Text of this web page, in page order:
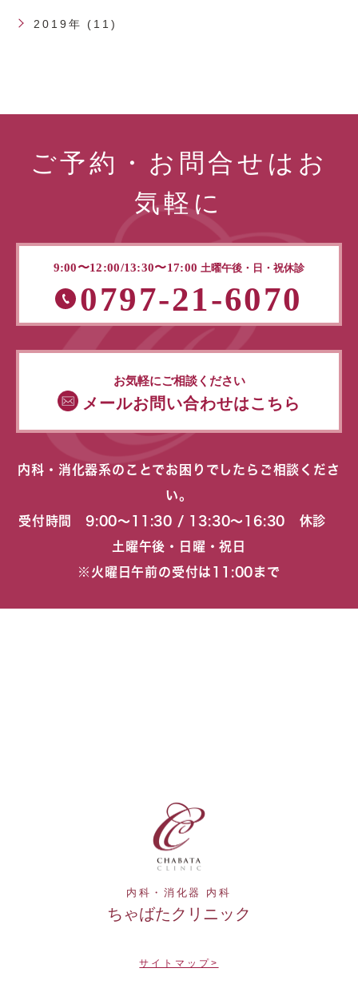
2019年 (11)
ご予約・お問合せはお
気軽に
9:00〜12:00/13:30〜17:00 土曜午後・日・祝休診
0797-21-6070
お気軽にご相談ください
メールお問い合わせはこちら
内科・消化器系のことでお困りでしたらご相談くださ
い。
受付時間 9:00〜11:30 / 13:30〜16:30 休診
土曜午後・日曜・祝日
※火曜日午前の受付は11:00まで
内科・消化器 内科
ちゃばたクリニック
サイトマップ>